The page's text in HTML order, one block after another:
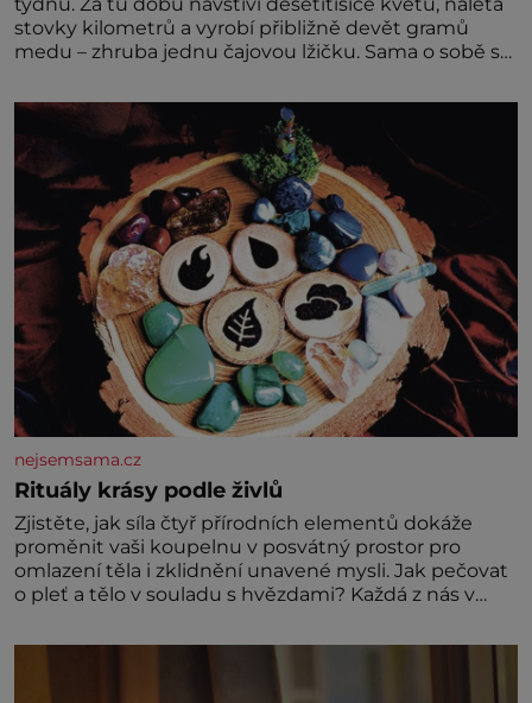
stovky kilometrů a vyrobí přibližně devět gramů
medu – zhruba jednu čajovou lžičku. Sama o sobě se
dalšími desítkami tisíc příslušnic svého včelstva,
vznikne jeden z nejdokonalejších organismů
nejsemsama.cz
Rituály krásy podle živlů
Zjistěte, jak síla čtyř přírodních elementů dokáže
proměnit vaši koupelnu v posvátný prostor pro
omlazení těla i zklidnění unavené mysli. Jak pečovat
o pleť a tělo v souladu s hvězdami? Každá z nás v
naší povaze, ale i v potřebách naší pokožky. Ohnivá
znamení Ženy narozené ve znamení Berana, Lva a
Střelce v sobě nesou žár, odvahu a neutuchající elán.